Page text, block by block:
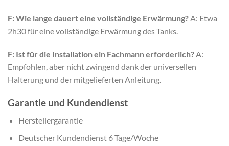
F: Wie lange dauert eine vollständige Erwärmung? A: Etwa
2h30 für eine vollständige Erwärmung des Tanks.
F: Ist für die Installation ein Fachmann erforderlich?A:
Empfohlen, aber nicht zwingend dank der universellen
Halterung und der mitgelieferten Anleitung.
Garantie und Kundendienst
Herstellergarantie
Deutscher Kundendienst 6 Tage/Woche